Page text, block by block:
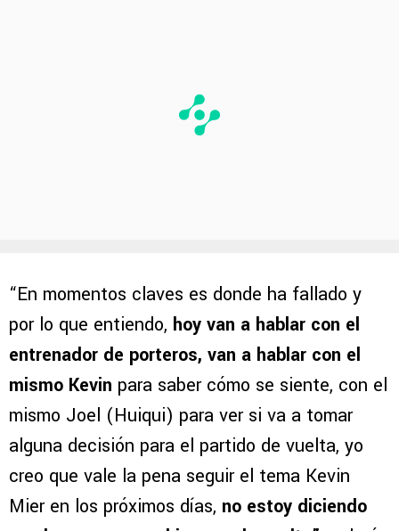
“En momentos claves es donde ha fallado y
por lo que entiendo, hoy van a hablar con el
entrenador de porteros, van a hablar con el
mismo Kevin para saber cómo se siente, con el
mismo Joel (Huiqui) para ver si va a tomar
alguna decisión para el partido de vuelta, yo
creo que vale la pena seguir el tema Kevin
Mier en los próximos días, no estoy diciendo